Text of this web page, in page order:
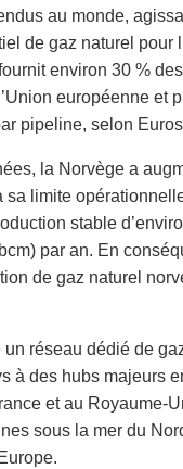
au monde,
de gaz naturel pour
environ 30 %
européenne et
pipeline, selon
la Norvège a
sa limite
stable
par an. En
de gaz naturel
un réseau dédié de
à des hubs majeurs
et au Royaume-
sous la mer du